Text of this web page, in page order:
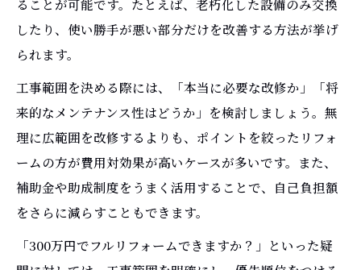
ることが可能です。たとえば、老朽化した設備のみ交換
したり、使い勝手が悪い部分だけを改善する方法が挙げ
られます。
工事範囲を決める際には、「本当に必要な改修か」「将
来的なメンテナンス性はどうか」を検討しましょう。無
理に広範囲を改修するよりも、ポイントを絞ったリフォ
ームの方が費用対効果が高いケースが多いです。また、
補助金や助成制度をうまく活用することで、自己負担額
をさらに減らすこともできます。
「300万円でフルリフォームできますか？」といった疑